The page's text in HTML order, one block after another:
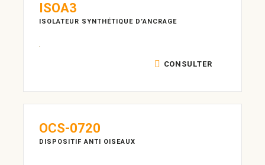
ISOA3
ISOLATEUR SYNTHÉTIQUE D’ANCRAGE
CONSULTER
OCS-0720
DISPOSITIF ANTI OISEAUX